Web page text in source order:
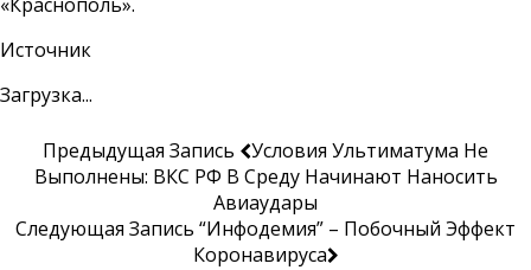
Источник
Загрузка...
Предыдущая Запись
Условия Ультиматума Не
Выполнены: ВКС РФ В Среду Начинают Наносить
Авиаудары
Следующая Запись “Инфодемия” – Побочный Эффект
Коронавируса